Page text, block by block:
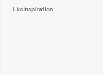
Ekoinspiration